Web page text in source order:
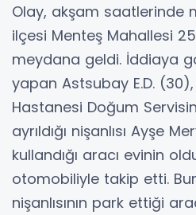
Olay, akşam saatlerinde
ilçesi Menteş Mahallesi
meydana geldi. İddiaya
yapan Astsubay E.D.
Hastanesi Doğum
ayrıldığı nişanlısı Ayşe
kullandığı aracı evinin
otomobiliyle takip etti.
nişanlısının park ettiği